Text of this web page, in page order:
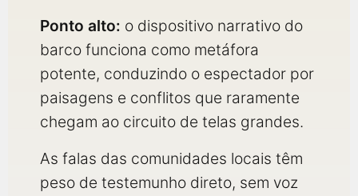
Ponto alto: o dispositivo narrativo do
barco funciona como metáfora
potente, conduzindo o espectador por
paisagens e conflitos que raramente
chegam ao circuito de telas grandes.
As falas das comunidades locais têm
peso de testemunho direto, sem voz